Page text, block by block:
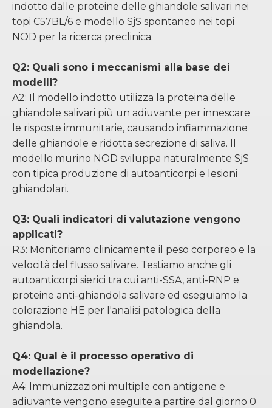
indotto dalle proteine ​​delle ghiandole salivari nei
topi C57BL/6 e modello SjS spontaneo nei topi
NOD per la ricerca preclinica.
Q2: Quali sono i meccanismi alla base dei
modelli?
A2: Il modello indotto utilizza la proteina delle
ghiandole salivari più un adiuvante per innescare
le risposte immunitarie, causando infiammazione
delle ghiandole e ridotta secrezione di saliva. Il
modello murino NOD sviluppa naturalmente SjS
con tipica produzione di autoanticorpi e lesioni
ghiandolari.
Q3: Quali indicatori di valutazione vengono
applicati?
R3: Monitoriamo clinicamente il peso corporeo e la
velocità del flusso salivare. Testiamo anche gli
autoanticorpi sierici tra cui anti-SSA, anti-RNP e
proteine ​​anti-ghiandola salivare ed eseguiamo la
colorazione HE per l'analisi patologica della
ghiandola.
Q4: Qual è il processo operativo di
modellazione?
A4: Immunizzazioni multiple con antigene e
adiuvante vengono eseguite a partire dal giorno 0